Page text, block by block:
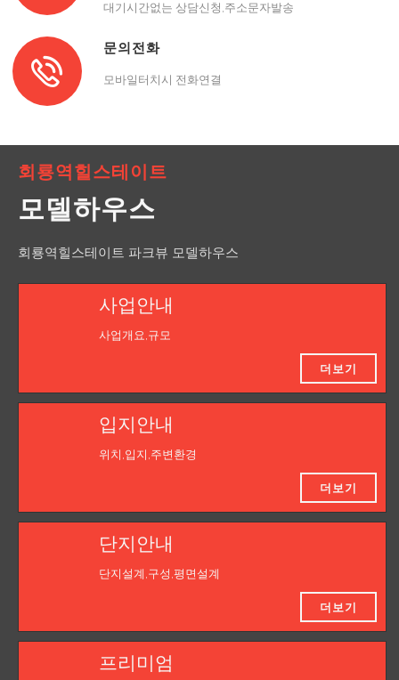
대기시간없는 상담신청,주소문자발송
문의전화
모바일터치시 전화연결
회룡역힐스테이트
모델하우스
회룡역힐스테이트 파크뷰 모델하우스
사업안내
사업개요,규모
더보기
입지안내
위치,입지,주변환경
더보기
단지안내
단지설계,구성,평면설계
더보기
프리미엄